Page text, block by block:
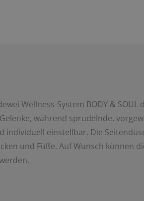
Wellness-System BODY & SOUL
während sprudelnde,
einstellbar. Die
und Füße. AufWunsch können